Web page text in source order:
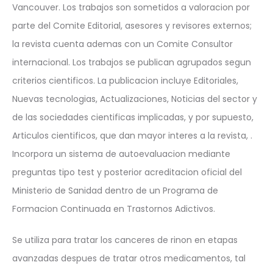
Vancouver. Los trabajos son sometidos a valoracion por
parte del Comite Editorial, asesores y revisores externos;
la revista cuenta ademas con un Comite Consultor
internacional. Los trabajos se publican agrupados segun
criterios cientificos. La publicacion incluye Editoriales,
Nuevas tecnologias, Actualizaciones, Noticias del sector y
de las sociedades cientificas implicadas, y por supuesto,
Articulos cientificos, que dan mayor interes a la revista, .
Incorpora un sistema de autoevaluacion mediante
preguntas tipo test y posterior acreditacion oficial del
Ministerio de Sanidad dentro de un Programa de
Formacion Continuada en Trastornos Adictivos.
Se utiliza para tratar los canceres de rinon en etapas
avanzadas despues de tratar otros medicamentos, tal